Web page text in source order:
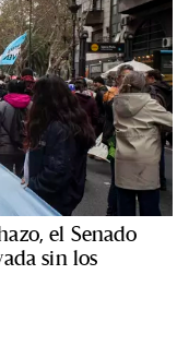
el Senado
sin los